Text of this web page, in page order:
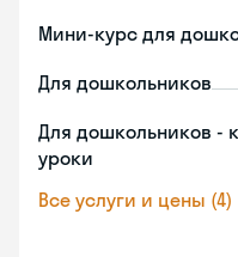
Мини-курс для
Для дошкольников
Для дошкольников -
уроки
Все услуги и цены (4)